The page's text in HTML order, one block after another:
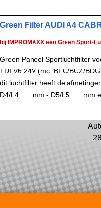
Green Filter AUDI A4
bij IMPROMAXX een Green Sport-
Green Paneel Sportluchtfilter
TDI V6 24V (mc: BFC/BCZ/
dit luchtfilter heeft de
D4/L4: ──mm - D5/L5: ──mm